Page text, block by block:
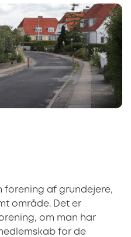
forening af grundejere,
område. Det er
om man har
for de